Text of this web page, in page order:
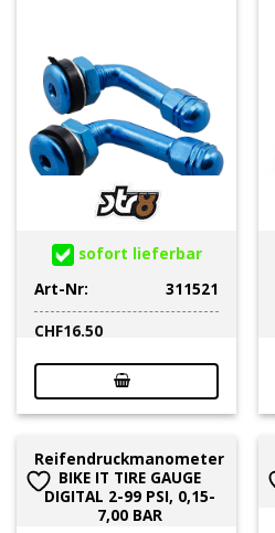
sofort lieferbar
Art-Nr:
311521
CHF16.50
Reifendruckmanometer
BIKE IT TIRE GAUGE
DIGITAL 2-99 PSI, 0,15-
7,00 BAR